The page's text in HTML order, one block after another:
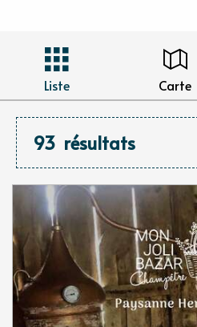
Liste Carte
93 résultats